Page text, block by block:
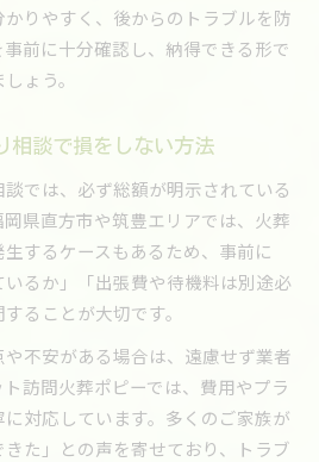
りやすく、後からのトラブルを防
前に十分確認し、納得できる形で
ょう。
相談で損をしない方法
では、必ず総額が明示されている
県直方市や筑豊エリアでは、火葬
するケースもあるため、事前に
いるか」「出張費や待機料は別途必
ることが大切です。
不安がある場合は、遠慮せず業者
訪問火葬ポピーでは、費用やプラ
対応しています。多くのご家族が
きた」との声を寄せており、トラブ